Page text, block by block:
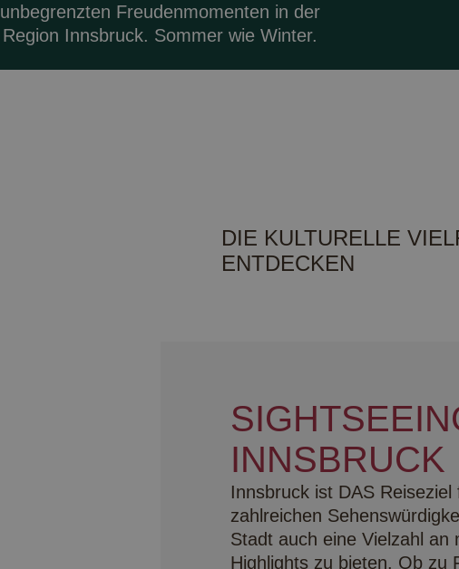
unbegrenzten Freudenmomenten in der
Region Innsbruck. Sommer wie Winter.
DIE KULTURELLE
ENTDECKEN
INNSBRUCK
Innsbruck ist DAS
zahlreichen
Stadt auch eine Vielzahl an
Highlights zu bieten. Ob zu